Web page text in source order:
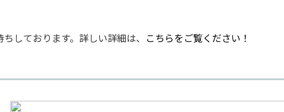
ちしております。詳しい詳細は、 こちらをご覧ください！